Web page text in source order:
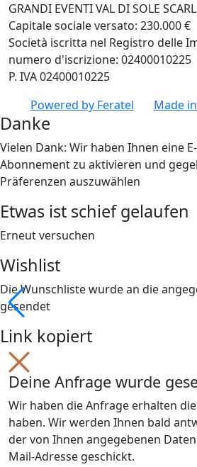
GRANDI EVENTI VAL DI SOLE SCARL
Capitale sociale versato: 230.000 €
Società iscritta nel Registro delle
numero d'iscrizione: 02400010225
P. IVA 02400010225
Powered by Feratel Made in
Danke
Vielen Dank: Wir haben Ihnen eine
Abonnement zu aktivieren und
Präferenzen auszuwählen
Etwas ist schief gelaufen
Erneut versuchen
Wishlist
Die Wunschliste wurde an die
gesendet
Link kopiert
Deine Anfrage wurde
Wir haben die Anfrage erhalten
haben. Wir werden Ihnen bald
der von Ihnen angegebenen
Mail-Adresse geschickt.